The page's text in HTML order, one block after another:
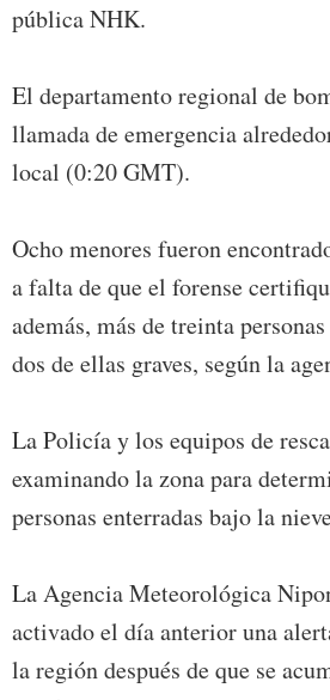
pública NHK.
El departamento regional de
llamada de emergencia
local (0:20 GMT).
Ocho menores fueron
a falta de que el forense
además, más de treinta
dos de ellas graves, según la
La Policía y los equipos de
examinando la zona para
personas enterradas bajo la
La Agencia Meteorológica
activado el día anterior una
la región después de que se